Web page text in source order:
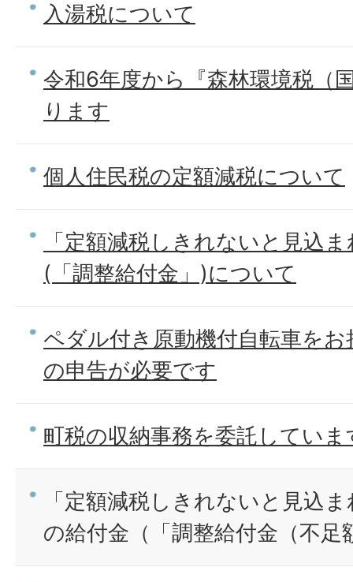
入湯税について
令和6年度から『森林環境税（
ります
個人住民税の定額減税について
「定額減税しきれないと見込
(「調整給付金」)について
ペダル付き原動機付自転車を
の申告が必要です
町税の収納事務を委託していま
「定額減税しきれないと見込
の給付金（「調整給付金（不